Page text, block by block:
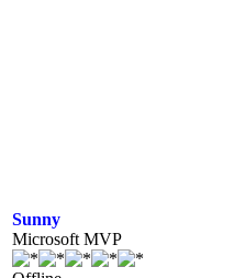
Sunny
Microsoft MVP